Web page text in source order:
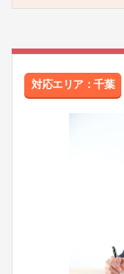
対応エリア：千葉